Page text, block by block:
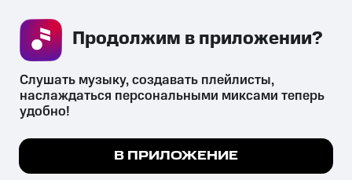
СКАЧАТЬ ПРИЛОЖЕНИЕ
психотропных веществ, их аналогов причиняет вред здоровью,
их незаконный оборот запрещён и влечёт установленную
законодательством ответственность.
Мы используем куки, чтобы на сайте все
Подробнее
Слушать музыку, создавать плейлисты,
наслаждаться персональными миксами теперь
удобно!
В ПРИЛОЖЕНИЕ